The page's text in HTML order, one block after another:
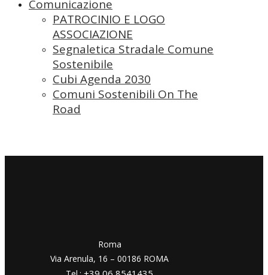
Comunicazione
PATROCINIO E LOGO
ASSOCIAZIONE
Segnaletica Stradale Comune
Sostenibile
Cubi Agenda 2030
Comuni Sostenibili On The
Road
​​Roma
Via Arenula, 16 – 00186 ROMA